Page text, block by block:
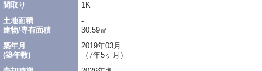
間取り
土地面積
建物/専有面積
築年月
(築年数)
1K
-
30.59㎡
2019年03月
（7年5ヶ月）